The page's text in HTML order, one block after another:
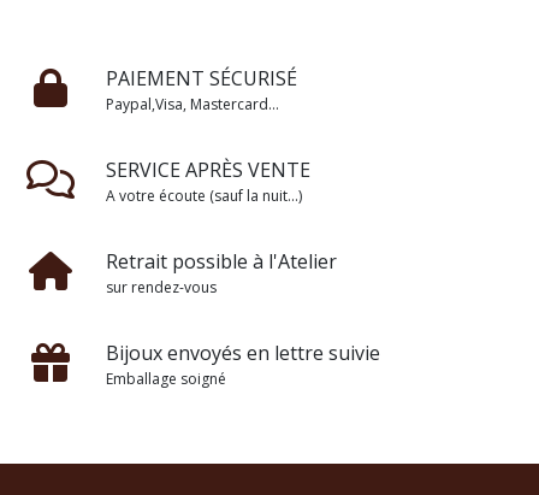
PAIEMENT SÉCURISÉ
Paypal,Visa, Mastercard...
SERVICE APRÈS VENTE
A votre écoute (sauf la nuit...)
Retrait possible à l'Atelier
sur rendez-vous
Bijoux envoyés en lettre suivie
Emballage soigné